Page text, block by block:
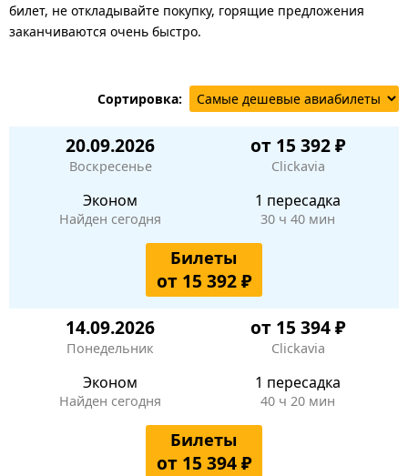
билет, не откладывайте покупку, горящие предложения
заканчиваются очень быстро.
Сортировка:
20.09.2026
Воскресенье
от 15 392 ₽
Clickavia
Эконом
Найден сегодня
1 пересадка
30 ч 40 мин
Билеты
от 15 392 ₽
14.09.2026
Понедельник
от 15 394 ₽
Clickavia
Эконом
Найден сегодня
1 пересадка
40 ч 20 мин
Билеты
от 15 394 ₽